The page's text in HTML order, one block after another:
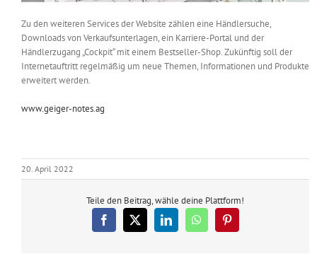
Suche
nach:
Zu den weiteren Services der Website zählen eine Händlersuche,
Downloads von Verkaufsunterlagen, ein Karriere-Portal und der
Händlerzugang „Cockpit“ mit einem Bestseller-Shop. Zukünftig soll der
Internetauftritt regelmäßig um neue Themen, Informationen und Produkte
erweitert werden.
www.geiger-notes.ag
20. April 2022
Teile den Beitrag, wähle deine Plattform!
Facebook
X LinkedInWhatsAppPinterest